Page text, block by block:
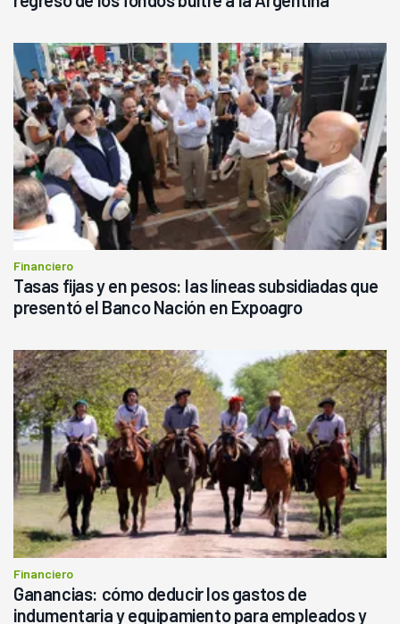
Financiero
Tasas fijas y en pesos: las líneas subsidiadas que
presentó el Banco Nación en Expoagro
Financiero
Ganancias: cómo deducir los gastos de
indumentaria y equipamiento para empleados y